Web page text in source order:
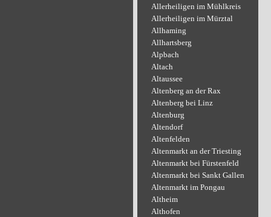
Allerheiligen im Mühlkreis
Allerheiligen im Mürztal
Allhaming
Allhartsberg
Alpbach
Altach
Altaussee
Altenberg an der Rax
Altenberg bei Linz
Altenburg
Altendorf
Altenfelden
Altenmarkt an der Triesting
Altenmarkt bei Fürstenfeld
Altenmarkt bei Sankt Gallen
Altenmarkt im Pongau
Altheim
Althofen